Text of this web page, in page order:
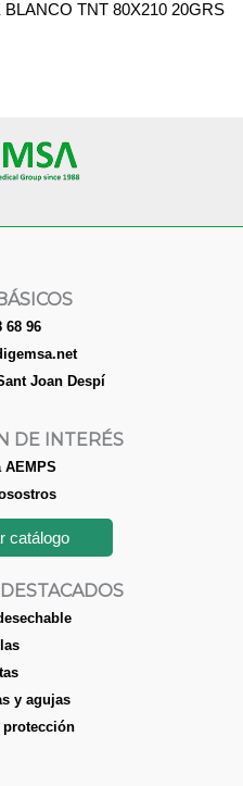
TNT 80X210 20GRS
68 96
Joan Despí
DE INTERÉS
AEMPS
catálogo
y agujas
protección